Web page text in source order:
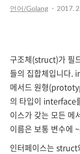
언어/Golang 2017.
구조체(struct)가 필
들의 집합체입니다.
메서드 원형
의 타입이 interface
이스가 갖는 모든 메
이름은 보통 변수에
인터페이스는 struct